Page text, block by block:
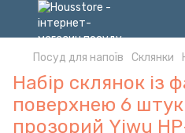
Посуд для напоїв Склянки
Набір склянок із
поверхнею 6
прозорий Yiwu